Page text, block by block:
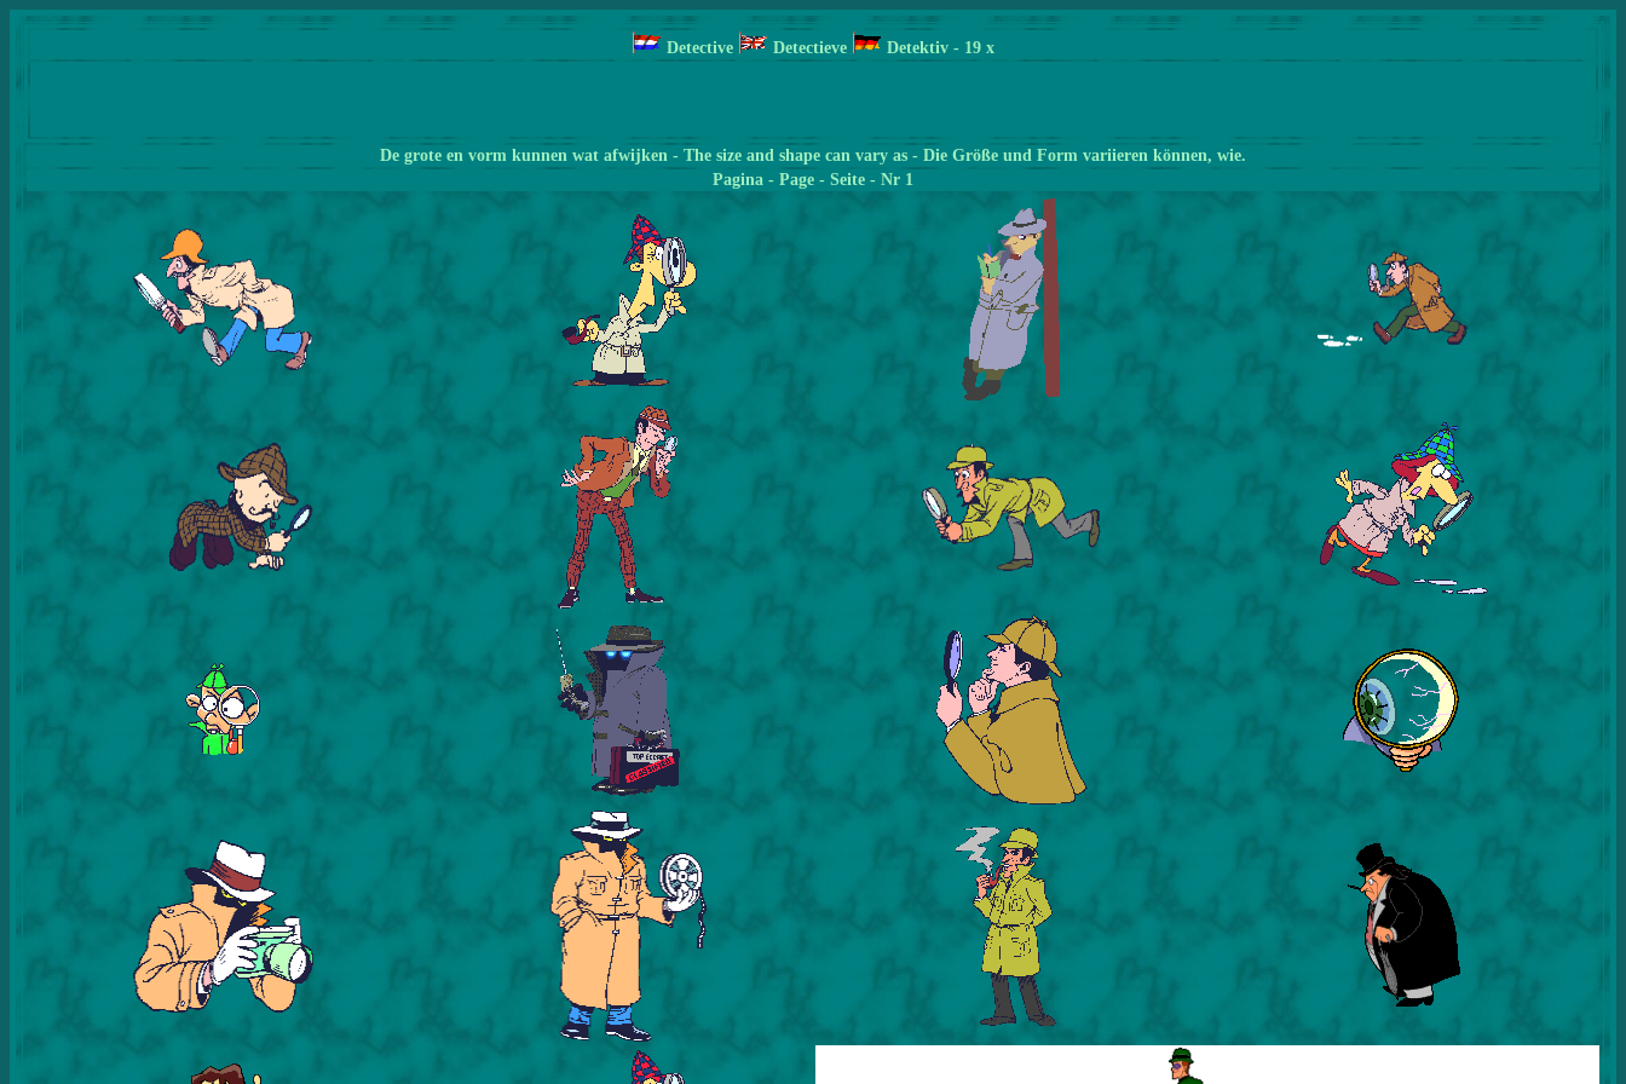
Detective Detectieve Detektiv - 19 x
De grote en vorm kunnen wat afwijken - The size and shape can vary as - Die Größe und Form variieren können, wie.
Pagina - Page - Seite - Nr 1